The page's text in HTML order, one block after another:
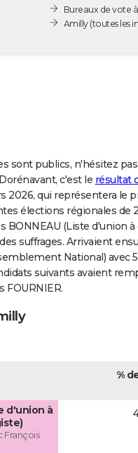
Bureaux de vote
Amilly(toutes les
sont publics, n'hésitez
c'est le résultat
2026, qui représentera le
élections régionales de
(Liste d'union
suffrages. Arrivaient
National) avec
suivants avaient
FOURNIER.
%
d'union à
François